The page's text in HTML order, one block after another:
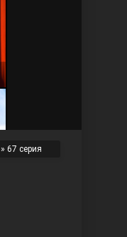
» 67 серия